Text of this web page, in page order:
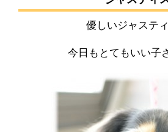
優しいジャステ
今日もとてもいい子